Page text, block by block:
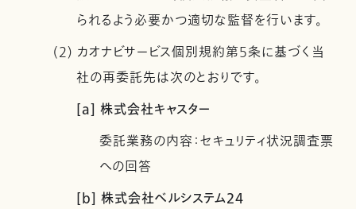
られるよう必要かつ適切な監督を行います。
(2) カオナビサービス個別規約第5条に基づく当
社の再委託先は次のとおりです。
[a] 株式会社キャスター
委託業務の内容：セキュリティ状況調査票
への回答
[b] 株式会社ベルシステム24